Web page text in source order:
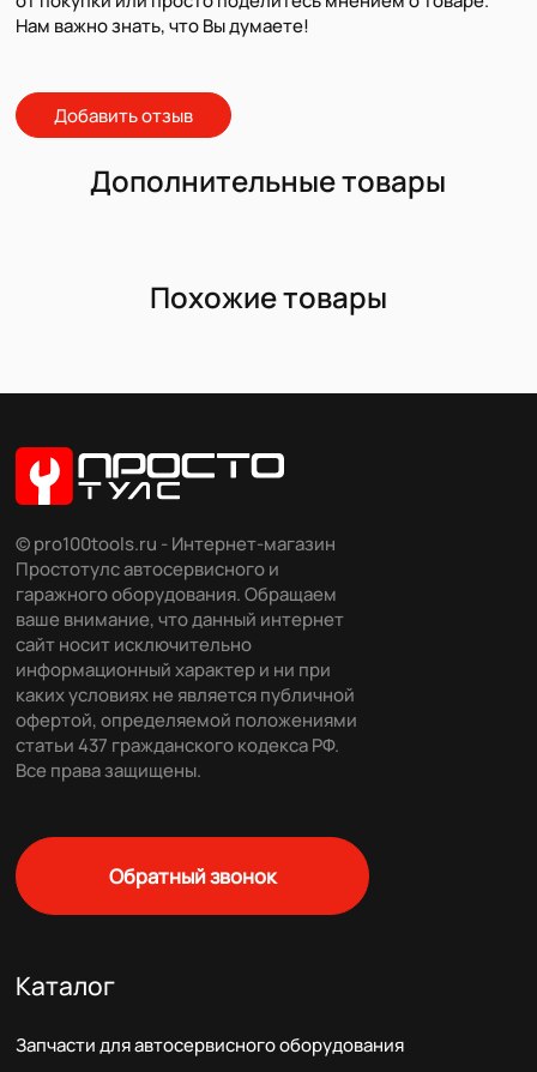
Нам важно знать, что Вы думаете!
Добавить отзыв
Дополнительные товары
Похожие товары
© pro100tools.ru - Интернет-магазин
Простотулс автосервисного и
гаражного оборудования. Обращаем
ваше внимание, что данный интернет
сайт носит исключительно
информационный характер и ни при
каких условиях не является публичной
офертой, определяемой положениями
статьи 437 гражданского кодекса РФ.
Все права защищены.
Обратный звонок
Каталог
Запчасти для автосервисного оборудования